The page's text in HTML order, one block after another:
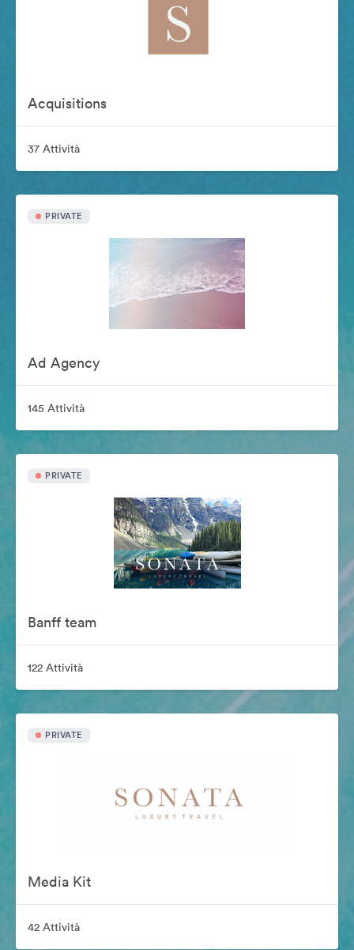
Acquisitions
37 Attività
PRIVATE
Ad Agency
145 Attività
PRIVATE
Banff team
122 Attività
PRIVATE
Media Kit
42 Attività